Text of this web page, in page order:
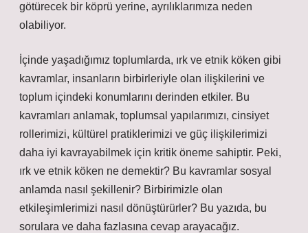
götürecek bir köprü yerine, ayrılıklarımıza neden
olabiliyor.
İçinde yaşadığımız toplumlarda, ırk ve etnik köken gibi
kavramlar, insanların birbirleriyle olan ilişkilerini ve
toplum içindeki konumlarını derinden etkiler. Bu
kavramları anlamak, toplumsal yapılarımızı, cinsiyet
rollerimizi, kültürel pratiklerimizi ve güç ilişkilerimizi
daha iyi kavrayabilmek için kritik öneme sahiptir. Peki,
ırk ve etnik köken ne demektir? Bu kavramlar sosyal
anlamda nasıl şekillenir? Birbirimizle olan
etkileşimlerimizi nasıl dönüştürürler? Bu yazıda, bu
sorulara ve daha fazlasına cevap arayacağız.